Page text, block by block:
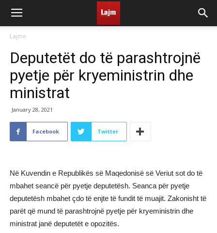
Lajme
Deputetët do të parashtrojnë
pyetje për kryeministrin dhe
ministrat
January 28, 2021
Facebook Twitter
Në Kuvendin e Republikës së Maqedonisë së Veriut sot do të
mbahet seancë për pyetje deputetësh. Seanca për pyetje
deputetësh mbahet çdo të enjte të fundit të muajit. Zakonisht të
parët që mund të parashtrojnë pyetje për kryeministrin dhe
ministrat janë deputetët e opozitës.